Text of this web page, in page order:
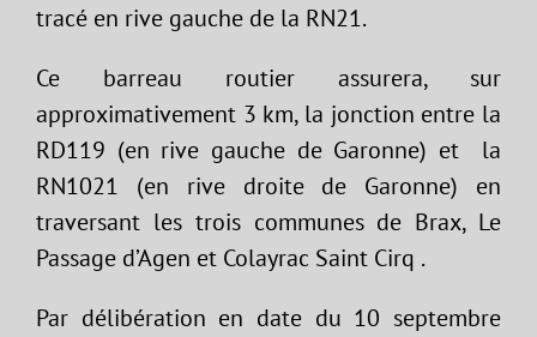
tracé en rive gauche de la RN21.
Ce barreau routier assurera, sur
approximativement 3 km, la jonction entre la
RD119 (en rive gauche de Garonne) et la
RN1021 (en rive droite de Garonne) en
traversant les trois communes de Brax, Le
Passage d’Agen et Colayrac Saint Cirq .
Par délibération en date du 10 septembre